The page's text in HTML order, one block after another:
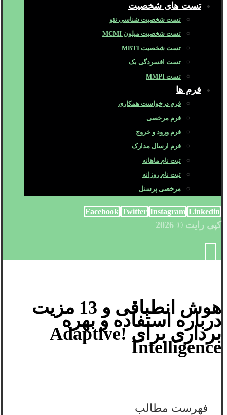
تست های شخصیت
تست شخصیت شناسی نئو
تست شخصیت میلون MCMI
تست شخصیت MBTI
تست افسردگی بک
تست MMPI
فرم ها
فرم درخواست همکاری
فرم مرخصی
فرم ورود و خروج
فرم ارسال مدارک
ثبت نام ماهانه
ثبت نام روزانه
مرخصی پرسنل
Facebook Twitter Instagram Linkedin
کپی رایت © 2026
هوش انطباقی و 13 مزیت
درباره استفاده و بهره
برداری برای !Adaptive
Intelligence
فهرست مطالب